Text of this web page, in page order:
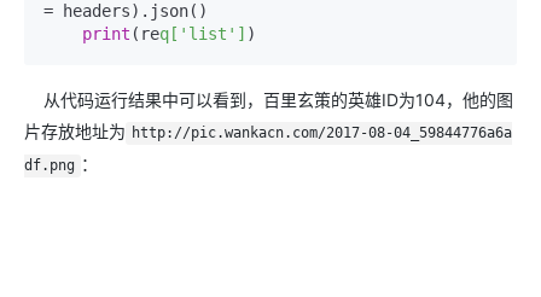
= headers).json()
print (req['list'] )
从代码运行结果中可以看到，百里玄策的英雄ID为104，他的图
片存放地址为 http://pic.wankacn.com/2017-08-04_59844776a6a
df.png ：